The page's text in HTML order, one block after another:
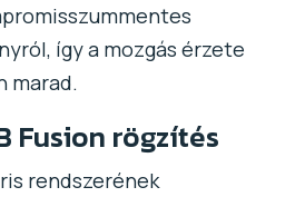
így a mozgás érzete
marad.
Fusion rögzítés
rendszerének